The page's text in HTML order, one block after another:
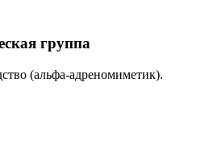
группа
(альфа-адреномиметик).